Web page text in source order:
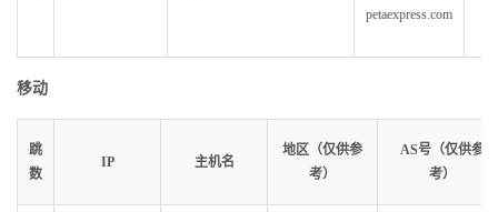
petaexpress.com
移动
跳
数
IP 主机名
地区（仅供参
考）
AS号（仅供参
考）